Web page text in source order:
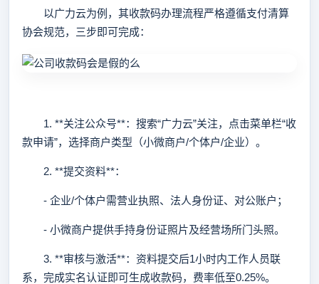
以广力云为例，其收款码办理流程严格遵循支付清算
协会规范，三步即可完成：
1. **关注公众号**：搜索“广力云”关注，点击菜单栏“收
款申请”，选择商户类型（小微商户/个体户/企业）。
2. **提交资料**：
- 企业/个体户需营业执照、法人身份证、对公账户；
- 小微商户提供手持身份证照片及经营场所门头照。
3. **审核与激活**：资料提交后1小时内工作人员联
系，完成实名认证即可生成收款码，费率低至0.25%。